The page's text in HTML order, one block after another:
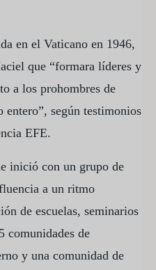
en el Vaticano en 1946,
que “formara líderes y
a los prohombres de
según testimonios
EFE.
inició con un grupo de
a un ritmo
de escuelas, seminarios
comunidades de
y una comunidad de